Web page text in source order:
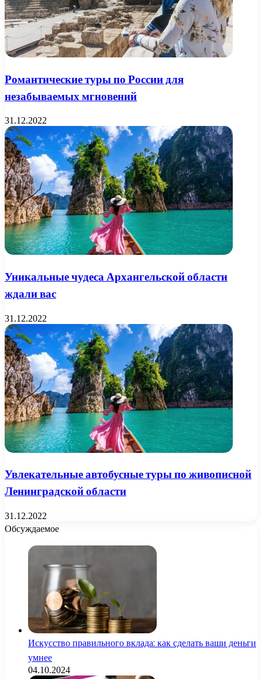
Романтические туры по России для
незабываемых мгновений
31.12.2022
Уникальные чудеса Архангельской области
ждали вас
31.12.2022
Увлекательные автобусные туры по живописной
Ленинградской области
31.12.2022
Обсуждаемое
Искусство правильного вклада: как сделать ваши деньги
умнее
04.10.2024